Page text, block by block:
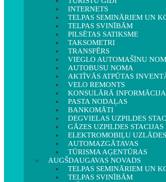
INTERNETS
TELPAS SEMINĀRIEM UN
TELPAS SVINĪBĀM
PILSĒTAS SATIKSME
TAKSOMETRI
TRANSFĒRS
VIEGLO AUTOMAŠĪNU
AUTOBUSU NOMA
AKTĪVĀS ATPŪTAS
VELO REMONTS
KONSULĀRĀ INFORMĀCIJA
PASTA NODAĻAS
BANKOMĀTI
DEGVIELAS UZPILDES
GĀZES UZPILDES STACIJAS
ELEKTROMOBIĻU
AUTOMAZGĀTAVAS
TŪRISMA AĢENTŪRAS
AUGŠDAUGAVAS NOVADS
TELPAS SEMINĀRIEM UN
TELPAS SVINĪBĀM